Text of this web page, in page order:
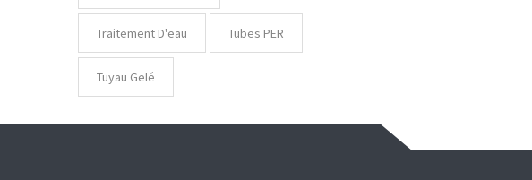
Traitement D'eau Tubes PER
Tuyau Gelé